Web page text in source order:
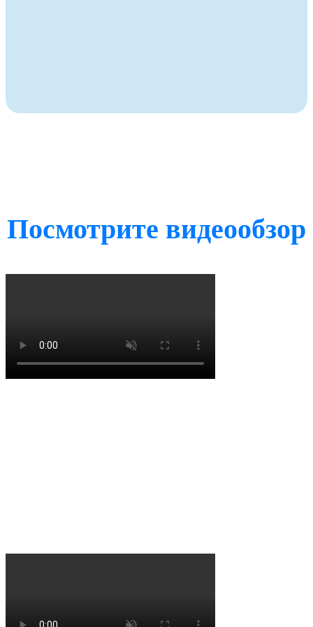
Посмотрите видеообзор